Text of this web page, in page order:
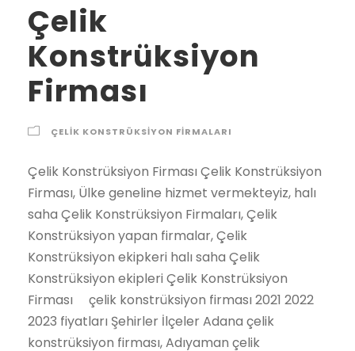
Çelik
Konstrüksiyon
Firması
ÇELIK KONSTRÜKSIYON FIRMALARI
Çelik Konstrüksiyon Firması Çelik Konstrüksiyon Firması, Ülke geneline hizmet vermekteyiz, halı saha Çelik Konstrüksiyon Firmaları, Çelik Konstrüksiyon yapan firmalar, Çelik Konstrüksiyon ekipkeri halı saha Çelik Konstrüksiyon ekipleri Çelik Konstrüksiyon Firması çelik konstrüksiyon firması 2021 2022 2023 fiyatları Şehirler İlçeler Adana çelik konstrüksiyon firması, Adıyaman çelik konstrüksiyon firması, Afyon çelik konstrüksiyon firması, Ağrı çelik konstrüksiyon firması, Amasya çelik konstrüksiyon firması, Ankara çelik konstrüksiyon firması, Antalya çelik konstrüksiyon firması, Artvin çelik konstrüksiyon firması, Aydın çelik konstrüksiyon firması, Balıkesir çelik konstrüksiyon firması, Bilecik çelik konstrüksiyon firması, Bingöl çelik konstrüksiyon firması, Bitlis çelik konstrüksiyon firması, Bolu çelik konstrüksiyon firması, Burdur çelik konstrüksiyon firması, Bursa çelik konstrüksiyon firması, Çanakkale çelik konstrüksiyon firması, Çankırı çelik konstrüksiyon firması, Çorum çelik konstrüksiyon firması, Denizli çelik konstrüksiyon firması, Diyarbakır çelik konstrüksiyon firması, Edirne çelik konstrüksiyon firması, Elazığ çelik konstrüksiyon firması, Erzincan çelik konstrüksiyon firması, Erzurum çelik konstrüksiyon firması, Eskişehir çelik konstrüksiyon firması, Gaziantep çelik konstrüksiyon firması, Giresun çelik konstrüksiyon firması, Gümüşhane çelik konstrüksiyon firması, Hakkari çelik konstrüksiyon firması, Hatay çelik konstrüksiyon firması, Isparta çelik konstrüksiyon firması, İçel (Mersin) çelik konstrüksiyon firması, İstanbul çelik konstrüksiyon firması, İzmir çelik konstrüksiyon firması, Kars çelik konstrüksiyon firması, Kastamonu çelik konstrüksiyon firması, Kayseri çelik konstrüksiyon firması, Kırklareli çelik konstrüksiyon firması, Kırşehir çelik konstrüksiyon firması, Kocaeli çelik konstrüksiyon firması, Konya çelik konstrüksiyon firması, Kütahya çelik konstrüksiyon firması, Malatya çelik konstrüksiyon firması, Manisa çelik konstrüksiyon firması, K.maraş çelik konstrüksiyon firması, Mardin çelik konstrüksiyon firması, Muğla çelik konstrüksiyon firması, Muş çelik konstrüksiyon firması, Nevşehir çelik konstrüksiyon firması, Niğde çelik konstrüksiyon firması, Ordu çelik konstrüksiyon firması, Rize çelik konstrüksiyon firması, Sakarya çelik konstrüksiyon firması, Samsun çelik konstrüksiyon firması, Siirt çelik konstrüksiyon firması, Sinop çelik konstrüksiyon firması, Sivas çelik konstrüksiyon firması, Tekirdağ çelik konstrüksiyon firması, Tokat çelik konstrüksiyon firması, Trabzon çelik konstrüksiyon firması, Tunceli çelik konstrüksiyon firması, Şanlıurfa çelik konstrüksiyon firması, Uşak çelik konstrüksiyon firması, Van çelik konstrüksiyon firması, Yozgat çelik konstrüksiyon firması, Zonguldak çelik konstrüksiyon firması, Aksaray çelik konstrüksiyon firması, Bayburt çelik konstrüksiyon firması, Karaman çelik konstrüksiyon firması, Kırıkkale çelik konstrüksiyon firması, Batman çelik konstrüksiyon firması, Şırnak çelik konstrüksiyon firması, Bartın çelik konstrüksiyon firması, Ardahan çelik konstrüksiyon firması, Iğdır çelik konstrüksiyon firması, Yalova çelik konstrüksiyon firması, Karabük çelik konstrüksiyon firması, Kilis çelik konstrüksiyon firması, Osmaniye çelik konstrüksiyon firması, Düzce çelik konstrüksiyon firması, İbradı çelik konstrüksiyon firması, Kaş çelik konstrüksiyon firması, Kemer / Antalya çelik konstrüksiyon firması, Kepez çelik konstrüksiyon firması, Konyaaltı çelik konstrüksiyon firması, Korkuteli çelik konstrüksiyon firması, Gündoğmuş çelik konstrüksiyon firması, Alpu çelik konstrüksiyon firması, Beylikova çelik konstrüksiyon firması, Çifteler çelik konstrüksiyon firması, Günyüzü çelik konstrüksiyon firması, Han çelik konstrüksiyon firması, İnönü çelik konstrüksiyon firması, Mahmudiye çelik konstrüksiyon firması, Mihalgazi çelik konstrüksiyon firması, Mihalıççık çelik konstrüksiyon firması, Odunpazarı çelik konstrüksiyon firması, Sarıcakaya çelik konstrüksiyon firması, Seyitgazi çelik konstrüksiyon firması, Sivrihisar çelik konstrüksiyon firması, Tepebaşı çelik konstrüksiyon firması, Araban çelik konstrüksiyon firması, İslahiye çelik konstrüksiyon firması, Karkamış çelik konstrüksiyon firması, Nizip çelik konstrüksiyon firması, Nurdağı çelik konstrüksiyon firması, Oğuzeli çelik konstrüksiyon firması, Şahinbey çelik konstrüksiyon firması, Şehitkamil çelik konstrüksiyon firması, Yavuzeli çelik konstrüksiyon firması, Alucra çelik konstrüksiyon firması, Bulancak çelik konstrüksiyon firması, Çamoluk çelik konstrüksiyon firması, Çanakçı çelik konstrüksiyon firması, Dereli çelik konstrüksiyon firması, Doğankent çelik konstrüksiyon firması, Espiye çelik konstrüksiyon firması, Eynesil çelik konstrüksiyon firması, Giresun Merkez çelik konstrüksiyon firması, Görele çelik konstrüksiyon firması, Güce çelik konstrüksiyon firması, Keşap çelik konstrüksiyon firması, Piraziz çelik konstrüksiyon firması, Şebinkarahisar çelik konstrüksiyon firması, Tirebolu çelik konstrüksiyon firması, Yağlıdere çelik konstrüksiyon firması, Gümüşhane Merkez çelik konstrüksiyon firması, Kelkit çelik konstrüksiyon firması, Köse çelik konstrüksiyon firması, Kürtün çelik konstrüksiyon firması, Şiran çelik konstrüksiyon firması, Torul çelik konstrüksiyon firması, Çukurca çelik konstrüksiyon firması, Hakkari Merkez çelik konstrüksiyon firması, Şemdinli çelik konstrüksiyon firması, Yüksekova çelik konstrüksiyon firması, Altınözü çelik konstrüksiyon firması, Belen çelik konstrüksiyon firması, Dörtyol çelik konstrüksiyon firması, Erzin çelik konstrüksiyon firması, Hassa çelik konstrüksiyon firması, Hatay Merkez çelik konstrüksiyon firması, İskenderun çelik konstrüksiyon firması, Kırıkhan çelik konstrüksiyon firması, Kumlu çelik konstrüksiyon firması, Reyhanlı çelik konstrüksiyon firması, Samandağ çelik konstrüksiyon firması, Yayladağı çelik konstrüksiyon firması, Aksu / Isparta çelik konstrüksiyon firması, Atabey çelik konstrüksiyon firması, Eğirdir çelik konstrüksiyon firması, Gelendost çelik konstrüksiyon firması, Gönen / Isparta çelik konstrüksiyon firması, Isparta Merkez çelik konstrüksiyon firması, Keçiborlu çelik konstrüksiyon firması, Senirkent çelik konstrüksiyon firması, Sütçüler çelik konstrüksiyon firması, Şarkikaraağaç çelik konstrüksiyon firması, Uluborlu çelik konstrüksiyon firması, Yalvaç çelik konstrüksiyon firması, Yenişarbademli çelik konstrüksiyon firması, Akdeniz çelik konstrüksiyon firması, Anamur çelik konstrüksiyon firması, Aydıncık / Mersin çelik konstrüksiyon firması, Bafra çelik konstrüksiyon firması, Canik çelik konstrüksiyon firması, Çarşamba çelik konstrüksiyon firması, Havza çelik konstrüksiyon firması, İlkadım çelik konstrüksiyon firması, Kavak çelik konstrüksiyon firması, Ladik çelik konstrüksiyon firması, Ondokuzmayıs çelik konstrüksiyon firması, Salıpazarı çelik konstrüksiyon firması, Tekkeköy çelik konstrüksiyon firması, Terme çelik konstrüksiyon firması, Vezirköprü çelik konstrüksiyon firması, Yakakent çelik konstrüksiyon firması, Aydınlar çelik konstrüksiyon firması, Baykan çelik konstrüksiyon firması, Eruh çelik konstrüksiyon firması, Kurtalan çelik konstrüksiyon firması, Pervari çelik konstrüksiyon firması, Siirt Merkez çelik konstrüksiyon firması, Şirvan çelik konstrüksiyon firması, Ayancık çelik konstrüksiyon firması, Boyabat çelik konstrüksiyon firması, Dikmen çelik konstrüksiyon firması, Durağan çelik konstrüksiyon firması, Erfelek çelik konstrüksiyon firması, Gerze çelik konstrüksiyon firması, Saraydüzü çelik konstrüksiyon firması, Sinop Merkez çelik konstrüksiyon firması, Türkeli çelik konstrüksiyon firması, Akıncılar çelik konstrüksiyon firması, Altınyayla / Sivas çelik konstrüksiyon firması, Divriği çelik konstrüksiyon firması, Doğanşar çelik konstrüksiyon firması, Gemerek çelik konstrüksiyon firması, Gölova çelik konstrüksiyon firması, Gürün çelik konstrüksiyon firması, Hafik çelik konstrüksiyon firması, İmranlı çelik konstrüksiyon firması, Kangal çelik konstrüksiyon firması, Koyulhisar çelik konstrüksiyon firması, Sivas Merkez çelik konstrüksiyon firması, Suşehri çelik konstrüksiyon firması, Şarkışla çelik konstrüksiyon firması, Ulaş çelik konstrüksiyon firması, Yıldızeli çelik konstrüksiyon firması, Zara çelik konstrüksiyon firması, Çerkezköy çelik konstrüksiyon firması, Çorlu çelik konstrüksiyon firması, Hayrabolu çelik konstrüksiyon firması, Malkara çelik konstrüksiyon firması, Marmaraereğlisi çelik konstrüksiyon firması, Muratlı çelik konstrüksiyon firması, Saray / Tekirdağ çelik konstrüksiyon firması, Şarköy çelik konstrüksiyon firması, Tekirdağ Merkez çelik konstrüksiyon firması, Almus çelik konstrüksiyon firması, Artova çelik konstrüksiyon firması, Başçiftlik çelik konstrüksiyon firması, Erbaa çelik konstrüksiyon firması, Niksar çelik konstrüksiyon firması, Pazar / Tokat çelik konstrüksiyon firması, Reşadiye çelik konstrüksiyon firması, Sulusaray çelik konstrüksiyon firması, Tokat Merkez çelik konstrüksiyon firması, Turhal çelik konstrüksiyon firması, Siyahyurt / Tokat çelik konstrüksiyon firması, Zile çelik konstrüksiyon firması, Akçaabat çelik konstrüksiyon firması, Araklı çelik konstrüksiyon firması, Arsin çelik konstrüksiyon firması, Beşikdüzü çelik konstrüksiyon firması, Çarşıbaşı çelik konstrüksiyon firması, Çaykara çelik konstrüksiyon firması, Dernekpazarı çelik konstrüksiyon firması, Düzköy çelik konstrüksiyon firması, Hayrat çelik konstrüksiyon firması, Köprübaşı / Trabzon çelik konstrüksiyon firması, Maçka çelik konstrüksiyon firması, Of çelik konstrüksiyon firması, Sürmene çelik konstrüksiyon firması, Şalpazarı çelik konstrüksiyon firması, Tonya çelik konstrüksiyon firması, Trabzon Merkez çelik konstrüksiyon firması, Vakfıkebir çelik konstrüksiyon firması, Yomra çelik konstrüksiyon firması, Çemişgezek çelik konstrüksiyon firması, Hozat çelik konstrüksiyon firması, Mazgirt çelik konstrüksiyon firması, Nazımiye çelik konstrüksiyon firması, Ovacık / Tunceli çelik konstrüksiyon firması, Pertek çelik konstrüksiyon firması, Pülümür çelik konstrüksiyon firması,